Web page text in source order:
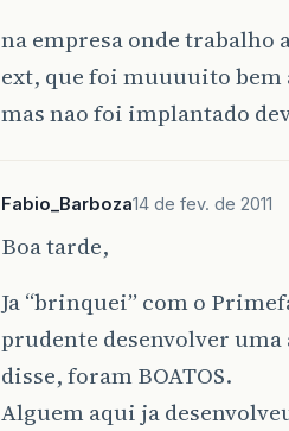
na empresa onde
ext, que foi muuuuito bem
mas nao foi implantado
Fabio_Barboza14 de fev. de 2011
Boa tarde,
Ja “brinquei” com o
prudente desenvolver
disse, foram BOATOS.
Alguem aqui ja